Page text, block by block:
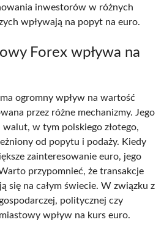
inwestorów w różnych
wpływają na popyt na euro.
Forex wpływa na
ma ogromny wpływ na wartość
przez różne mechanizmy. Jego
w tym polskiego złotego,
od popytu i podaży. Kiedy
zainteresowanie euro, jego
przypomnieć, że transakcje
się na całym świecie. W związku z
politycznej czy
wpływ na kurs euro.